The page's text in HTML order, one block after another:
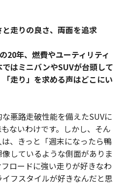
走りの良さ、両面を追求
20年、燃費やユーティリティ
はミニバンやSUVが台頭して
走り」を求める声はどこにい
悪路走破性能を備えたSUVに
ないわけです。しかし、そん
、きっと「週末になったら鴨
しているような側面がありま
ロードに強い走りが好きなわ
フスタイルが好きなんだと思